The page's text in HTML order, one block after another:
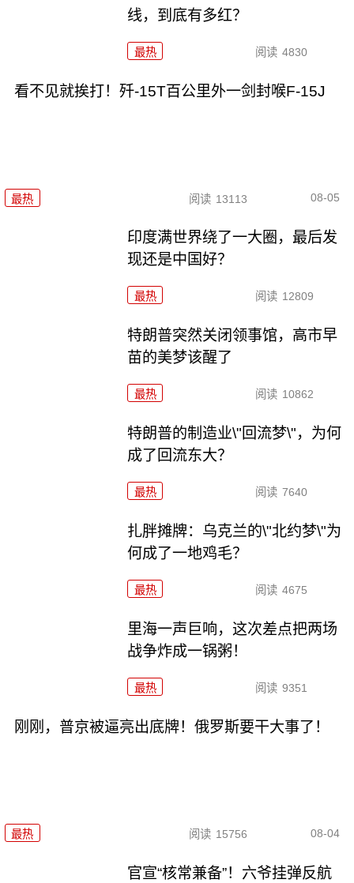
线，到底有多红？
最热 阅读 4830
看不见就挨打！歼-15T百公里外一剑封喉F-15J
最热 阅读 13113 08-05
印度满世界绕了一大圈，最后发
现还是中国好？
最热 阅读 12809
特朗普突然关闭领事馆，高市早
苗的美梦该醒了
最热 阅读 10862
特朗普的制造业\"回流梦\"，为何
成了回流东大？
最热 阅读 7640
扎胖摊牌：乌克兰的\"北约梦\"为
何成了一地鸡毛？
最热 阅读 4675
里海一声巨响，这次差点把两场
战争炸成一锅粥！
最热 阅读 9351
刚刚，普京被逼亮出底牌！俄罗斯要干大事了！
最热 阅读 15756 08-04
官宣“核常兼备”！六爷挂弹反航